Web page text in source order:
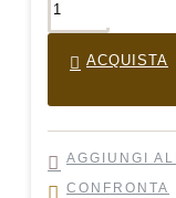
ACQUISTA
AGGIUNGI
CONFRONTA